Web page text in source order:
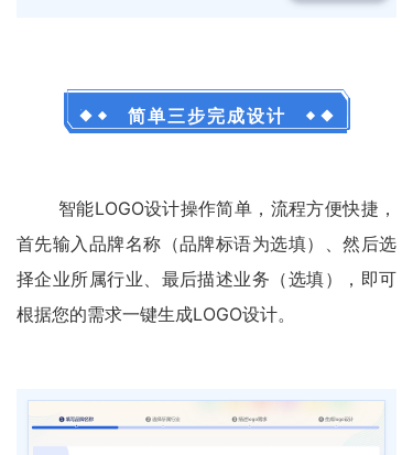
简单三步完成设计
智能LOGO设计操作简单，流程方便快捷，
首先输入品牌名称（品牌标语为选填）、然后选
择企业所属行业、最后描述业务（选填），即可
根据您的需求一键生成LOGO设计。